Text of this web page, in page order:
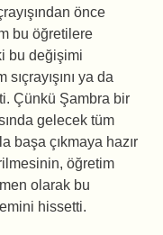
önce
bu öğretilere
bu değişimi
ya da
Çünkü Şambra bir
gelecek tüm
başa çıkmaya hazır
öğretim
olarak bu
hissetti.